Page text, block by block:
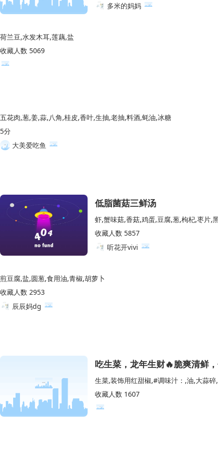
多米的妈妈
荷兰豆,水发木耳,莲藕,盐
收藏人数 5069
五花肉,葱,姜,蒜,八角,桂皮,香叶,生抽,老抽,料酒,蚝油,冰糖
5分
大美爱吃鱼
低脂菌菇三鲜汤
虾,蟹味菇,香菇,鸡蛋,豆腐,葱,枸杞,枣片,
收藏人数 5857
听花开vivi
煎豆腐,盐,圆葱,食用油,青椒,胡萝卜
收藏人数 2953
辰辰妈dg
吃生菜，龙年生财🔥脆爽清鲜，
收藏人数 1607